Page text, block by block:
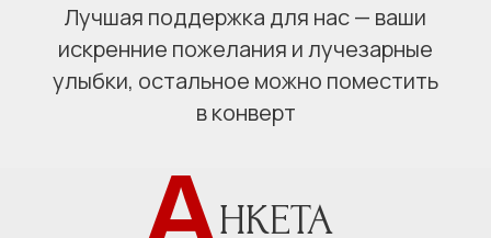
Лучшая поддержка для нас — ваши
искренние пожелания и лучезарные
улыбки, остальное можно поместить
в конверт
АНКЕТА